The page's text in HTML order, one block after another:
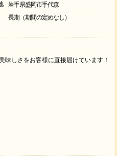
岩手県盛岡市手代森
長期（期間の定めなし）
味しさをお客様に直接届けています！